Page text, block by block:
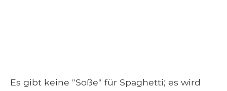
Es gibt keine "Soße" für Spaghetti; es wird